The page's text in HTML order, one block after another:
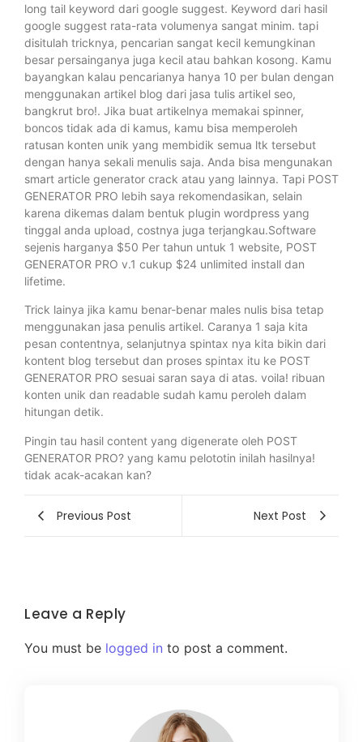
long tail keyword dari google suggest. Keyword dari hasil
google suggest rata-rata volumenya sangat minim. tapi
disitulah tricknya, pencarian sangat kecil kemungkinan
besar persainganya juga kecil atau bahkan kosong. Kamu
bayangkan kalau pencarianya hanya 10 per bulan dengan
menggunakan artikel blog dari jasa tulis artikel seo,
bangkrut bro!. Jika buat artikelnya memakai spinner,
boncos tidak ada di kamus, kamu bisa memperoleh
ratusan konten unik yang membidik semua ltk tersebut
dengan hanya sekali menulis saja. Anda bisa mengunakan
smart article generator crack atau yang lainnya. Tapi POST
GENERATOR PRO lebih saya rekomendasikan, selain
karena dikemas dalam bentuk plugin wordpress yang
tinggal anda upload, costnya juga terjangkau.Software
sejenis harganya $50 Per tahun untuk 1 website, POST
GENERATOR PRO v.1 cukup $24 unlimited install dan
lifetime.
Trick lainya jika kamu benar-benar males nulis bisa tetap
menggunakan jasa penulis artikel. Caranya 1 saja kita
pesan contentnya, selanjutnya spintax nya kita bikin dari
kontent blog tersebut dan proses spintax itu ke POST
GENERATOR PRO sesuai saran saya di atas. voila! ribuan
konten unik dan readable sudah kamu peroleh dalam
hitungan detik.
Pingin tau hasil content yang digenerate oleh POST
GENERATOR PRO? yang kamu pelototin inilah hasilnya!
tidak acak-acakan kan?
Previous Post Next Post
Leave a Reply
You must be logged in to post a comment.